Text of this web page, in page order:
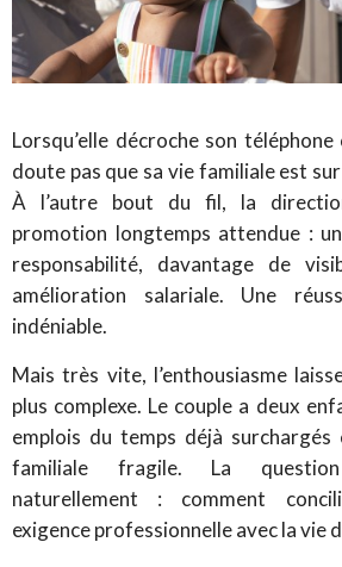
Lorsqu’elle décroche son
doute pas que sa vie familiale est
À l’autre bout du fil, la
promotion longtemps attendue :
responsabilité, davantage de
amélioration salariale. Une
indéniable.
Mais très vite, l’enthousiasme
plus complexe. Le couple a deux
emplois du temps déjà
familiale fragile. La
naturellement : comment
exigence professionnelle avec la vie